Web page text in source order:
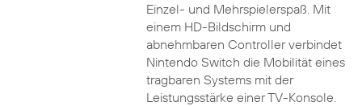
Einzel- und Mehrspielerspaß. Mit
einem HD-Bildschirm und
abnehmbaren Controller verbindet
Nintendo Switch die Mobilität eines
tragbaren Systems mit der
Leistungsstärke einer TV-Konsole.